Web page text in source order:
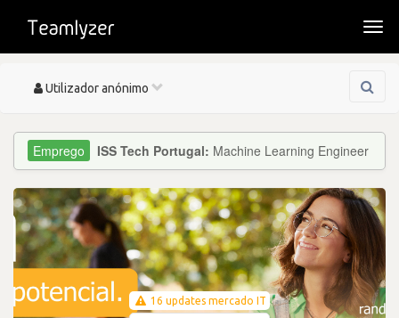
Toggle
Utilizador anónimo
ISS Tech Portugal: Machine Learning Engineer
16 updates mercado IT